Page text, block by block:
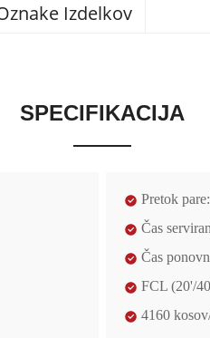
Izdelkov
SPECIFIKACIJA
Pretok
Čas
Čas
FCL (20'/
4160